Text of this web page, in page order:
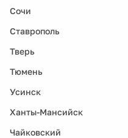
Сочи
Ставрополь
Тверь
Тюмень
Усинск
Ханты-Мансийск
Чайковский